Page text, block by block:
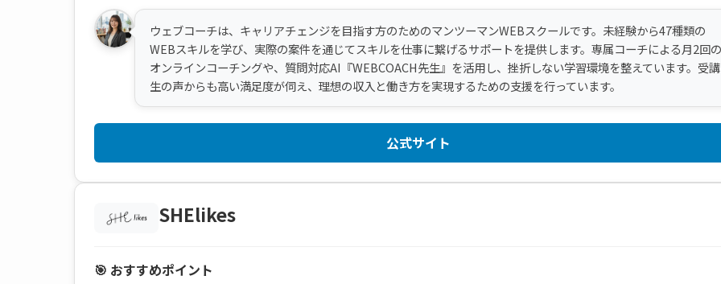
ウェブコーチは、キャリアチェンジを目指す方のためのマンツーマンWEBスクールです。未経験から47種類の
WEBスキルを学び、実際の案件を通じてスキルを仕事に繋げるサポートを提供します。専属コーチによる月2回の
オンラインコーチングや、質問対応AI『WEBCOACH先生』を活用し、挫折しない学習環境を整えています。受講
生の声からも高い満足度が伺え、理想の収入と働き方を実現するための支援を行っています。
公式サイト
SHElikes
🎯 おすすめポイント